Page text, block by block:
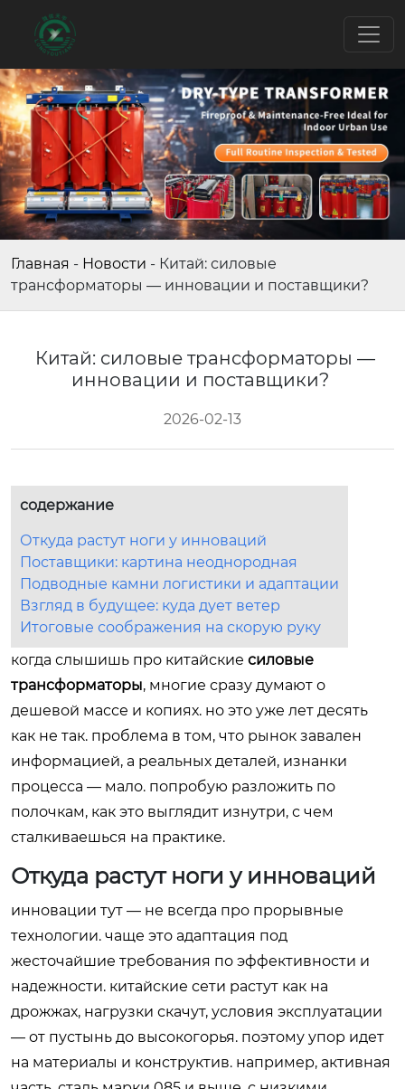
Главная - Новости - Китай: силовые
трансформаторы — инновации и поставщики?
Китай: силовые трансформаторы —
инновации и поставщики?
2026-02-13
содержание
Откуда растут ноги у инноваций
Поставщики: картина неоднородная
Подводные камни логистики и адаптации
Взгляд в будущее: куда дует ветер
Итоговые соображения на скорую руку
когда слышишь про китайские силовые
трансформаторы, многие сразу думают о
дешевой массе и копиях. но это уже лет десять
как не так. проблема в том, что рынок завален
информацией, а реальных деталей, изнанки
процесса — мало. попробую разложить по
полочкам, как это выглядит изнутри, с чем
сталкиваешься на практике.
Откуда растут ноги у инноваций
инновации тут — не всегда про прорывные
технологии. чаще это адаптация под
жесточайшие требования по эффективности и
надежности. китайские сети растут как на
дрожжах, нагрузки скачут, условия эксплуатации
— от пустынь до высокогорья. поэтому упор идет
на материалы и конструктив. например, активная